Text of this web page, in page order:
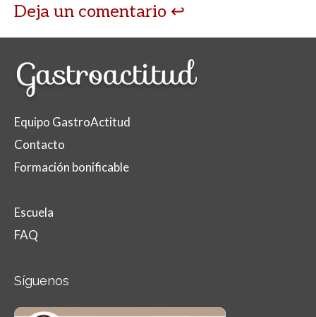
Deja un comentario
Equipo GastroActitud
Contacto
Formación bonificable
Escuela
FAQ
Síguenos